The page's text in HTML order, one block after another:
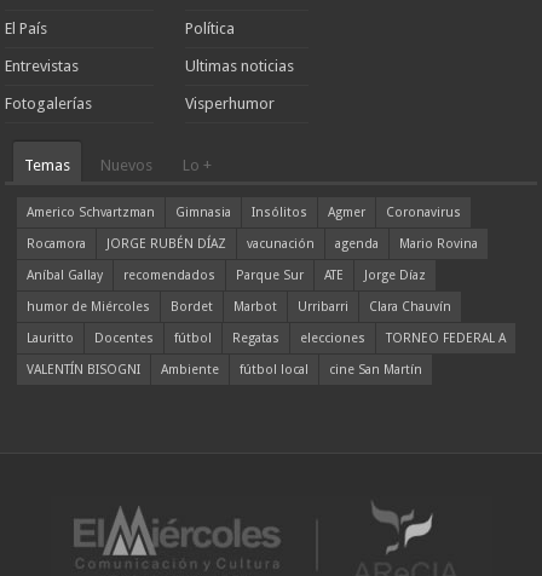
El País
Entrevistas
Fotogalerías
Política
Ultimas noticias
Visperhumor
Temas Nuevos Lo +
Americo Schvartzman Gimnasia Insólitos Agmer
Coronavirus
Rocamora
JORGE RUBÉN DÍAZ vacunación agenda
Mario Rovina
Aníbal Gallay
recomendados Parque Sur ATE
Jorge Díaz
humor de Miércoles
Bordet Marbot Urribarri
Clara Chauvín
Lauritto
Docentes fútbol Regatas elecciones
TORNEO FEDERAL A
VALENTÍN BISOGNI
Ambiente fútbol local cine San Martín